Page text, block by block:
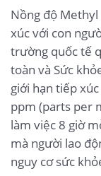
Nồng độ
xúc với con
trường quốc tế
toàn và Sức
giới hạn tiếp
ppm (parts per
làm việc 8 giờ
mà người lao
nguy cơ sức